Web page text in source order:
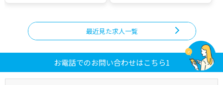
最近見た求人一覧
お電話でのお問い合わせはこちら1